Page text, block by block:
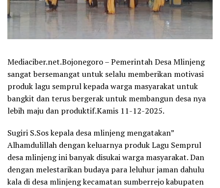
Mediaciber.net.Bojonegoro – Pemerintah Desa Mlinjeng
sangat bersemangat untuk selalu memberikan motivasi
produk lagu semprul kepada warga masyarakat untuk
bangkit dan terus bergerak untuk membangun desa nya
lebih maju dan produktif.Kamis 11-12-2025.
Sugiri S.Sos kepala desa mlinjeng mengatakan”
Alhamdulillah dengan keluarnya produk Lagu Semprul
desa mlinjeng ini banyak disukai warga masyarakat. Dan
dengan melestarikan budaya para leluhur jaman dahulu
kala di desa mlinjeng kecamatan sumberrejo kabupaten